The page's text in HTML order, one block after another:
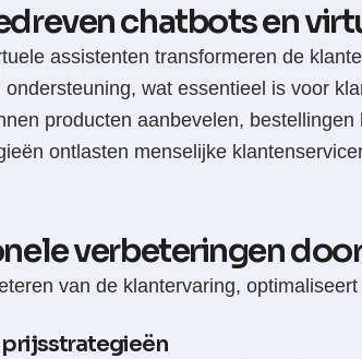
chatbots en
assistenten transformeren de
wat essentieel is voor
producten aanbevelen,
ontlasten menselijke
verbeteringen
van de klantervaring,
prijsstrategieën